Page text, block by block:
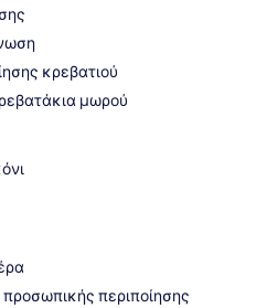
κρεβατιού
μωρού
περιποίησης